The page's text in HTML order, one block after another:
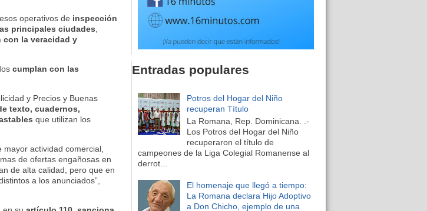
operativos de inspección
principales ciudades
con la veracidad y
cumplan con las
y Precios y Buenas
texto, cuadernos,
que utilizan los
actividad comercial,
de ofertas engañosas en
de alta calidad, pero que en
a los anunciados”,
Entradas populares
Potros del Hogar del Niño
recuperan Título
La Romana, Rep. Dominicana. .-
Los Potros del Hogar del Niño
recuperaron el título de
campeones de la Liga Colegial Romanense al
derrot...
El homenaje que llegó a tiempo:
La Romana declara Hijo Adoptivo
a Don Chicho, ejemplo de una